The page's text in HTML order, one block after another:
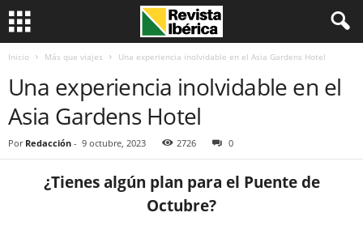
Inicio Más que viajes Una experiencia inolvidable en el Asia Gardens Hotel
Una experiencia inolvidable en el
Asia Gardens Hotel
Por Redacción - 9 octubre, 2023 2726 0
¿Tienes algún plan para el Puente de
Octubre?